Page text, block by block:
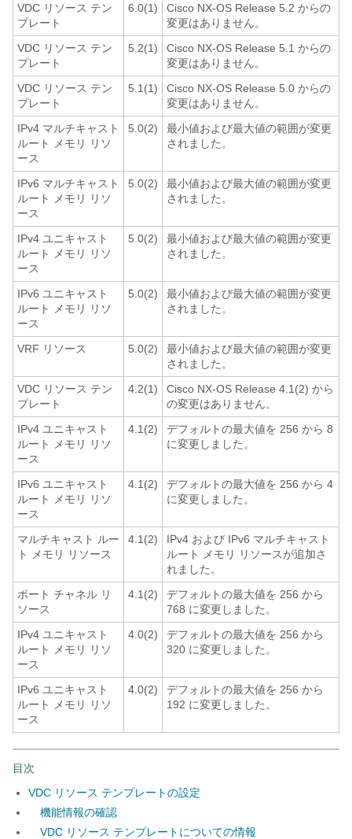
VDC リソース テン
プレート
6.0(1)
Cisco NX-OS Release 5.2 からの
変更はありません。
VDC リソース テン
プレート
5.2(1)
Cisco NX-OS Release 5.1 からの
変更はありません。
VDC リソース テン
プレート
5.1(1)
Cisco NX-OS Release 5.0 からの
変更はありません。
IPv4 マルチキャスト
ルート メモリ リソ
ース
5.0(2)
最小値および最大値の範囲が変更
されました。
IPv6 マルチキャスト
ルート メモリ リソ
ース
5.0(2)
最小値および最大値の範囲が変更
されました。
IPv4 ユニキャスト
ルート メモリ リソ
ース
5.0(2)
最小値および最大値の範囲が変更
されました。
IPv6 ユニキャスト
ルート メモリ リソ
ース
5.0(2)
最小値および最大値の範囲が変更
されました。
VRF リソース 5.0(2)
最小値および最大値の範囲が変更
されました。
VDC リソース テン
プレート
4.2(1)
Cisco NX-OS Release 4.1(2) から
の変更はありません。
IPv4 ユニキャスト
ルート メモリ リソ
ース
4.1(2)
デフォルトの最大値を 256 から 8
に変更しました。
IPv6 ユニキャスト
ルート メモリ リソ
ース
4.1(2)
デフォルトの最大値を 256 から 4
に変更しました。
マルチキャスト ルー
ト メモリ リソース
4.1(2)
IPv4 および IPv6 マルチキャスト
ルート メモリ リソースが追加さ
れました。
ポート チャネル リ
ソース
4.1(2)
デフォルトの最大値を 256 から
768 に変更しました。
IPv4 ユニキャスト
ルート メモリ リソ
ース
4.0(2)
デフォルトの最大値を 256 から
320 に変更しました。
IPv6 ユニキャスト
ルート メモリ リソ
ース
4.0(2)
デフォルトの最大値を 256 から
192 に変更しました。
目次
VDC リソース テンプレートの設定
機能情報の確認
VDC リソース テンプレートについての情報